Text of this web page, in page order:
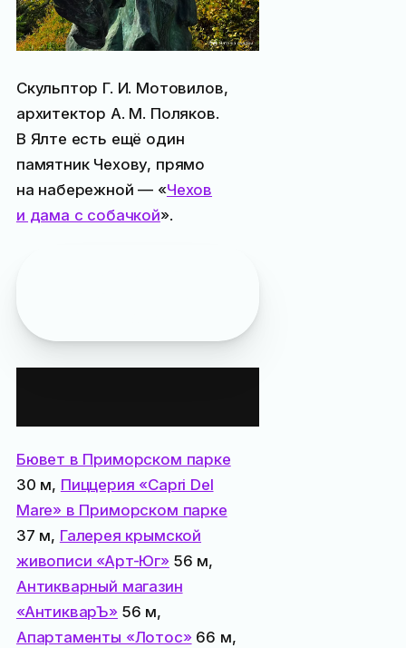
Скульптор Г. И. Мотовилов,
архитектор А. М. Поляков.
В Ялте есть ещё один
памятник Чехову, прямо
на набережной — «Чехов
и дама с собачкой».
Бювет в Приморском парке
30 м, Пиццерия «Capri Del
Mare» в Приморском парке
37 м, Галерея крымской
живописи «Арт-Юг»56 м,
Антикварный магазин
«АнтикварЪ»56 м,
Апартаменты «Лотос»66 м,